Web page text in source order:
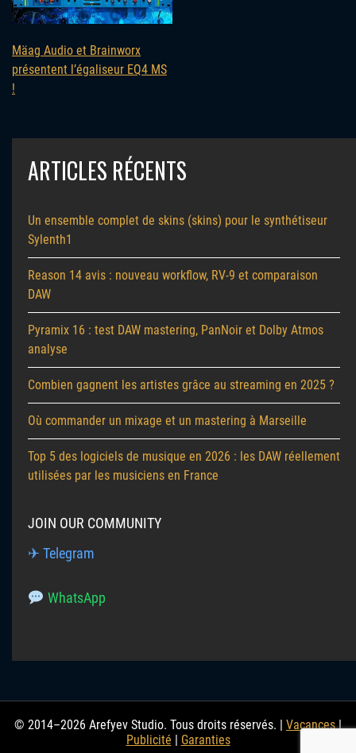
Mäag Audio et Brainworx
présentent l’égaliseur EQ4 MS
!
ARTICLES RÉCENTS
Un ensemble complet de skins (skins) pour le synthétiseur
Sylenth1
Reason 14 avis : nouveau workflow, RV-9 et comparaison
DAW
Pyramix 16 : test DAW mastering, PanNoir et Dolby Atmos
analyse
Combien gagnent les artistes grâce au streaming en 2025 ?
Où commander un mixage et un mastering à Marseille
Top 5 des logiciels de musique en 2026 : les DAW réellement
utilisées par les musiciens en France
JOIN OUR COMMUNITY
✈ Telegram
WhatsApp
© 2014–2026 Arefyev Studio. Tous droits réservés. | Vacances|
Publicité | Garanties